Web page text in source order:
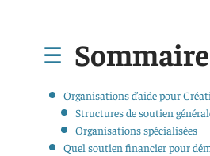
Sommaire
Organisations d’aide pour
Structures de soutien
Organisations spécialisées
Quel soutien financier pour